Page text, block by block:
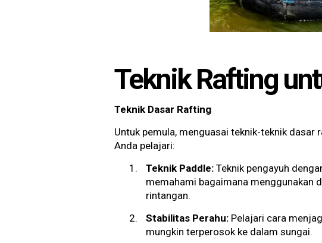
Teknik Rafting
Teknik Dasar Rafting
Untuk pemula, menguasai teknik-teknik dasar
Anda pelajari:
Teknik Paddle:Teknik pengayuh
memahami bagaimana menggunakan
rintangan.
Stabilitas Perahu:Pelajari cara
mungkin terperosok ke dalam sungai.